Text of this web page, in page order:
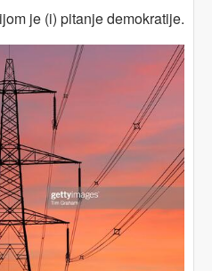
je (i) pitanje demokratije.